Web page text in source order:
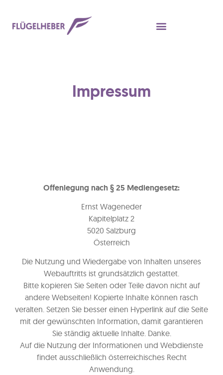
Impressum
Offenlegung nach § 25 Mediengesetz:
Ernst Wageneder
Kapitelplatz 2
5020 Salzburg
Österreich
Die Nutzung und Wiedergabe von Inhalten unseres
Webauftritts ist grundsätzlich gestattet.
Bitte kopieren Sie Seiten oder Teile davon nicht auf
andere Webseiten! Kopierte Inhalte können rasch
veralten. Setzen Sie besser einen Hyperlink auf die Seite
mit der gewünschten Information, damit garantieren
Sie ständig aktuelle Inhalte. Danke.
Auf die Nutzung der Informationen und Webdienste
findet ausschließlich österreichisches Recht
Anwendung.